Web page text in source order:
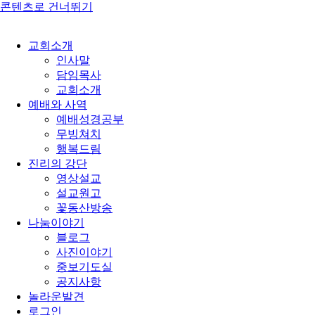
콘텐츠로 건너뛰기
교회소개
인사말
담임목사
교회소개
예배와 사역
예배성경공부
무빙쳐치
행복드림
진리의 강단
영상설교
설교원고
꽃동산방송
나눔이야기
블로그
사진이야기
중보기도실
공지사항
놀라운발견
로그인